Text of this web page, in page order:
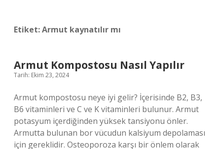
Etiket:Armut kaynatılır mı
Armut Kompostosu Nasıl Yapılır
Tarih: Ekim 23, 2024
Armut kompostosu neye iyi gelir? İçerisinde B2, B3,
B6 vitaminleri ve C ve K vitaminleri bulunur. Armut
potasyum içerdiğinden yüksek tansiyonu önler.
Armutta bulunan bor vücudun kalsiyum depolaması
için gereklidir. Osteoporoza karşı bir önlem olarak